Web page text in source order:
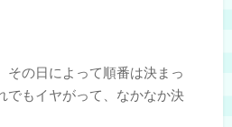
その日によって順番は決まっ
もイヤがって、なかなか決